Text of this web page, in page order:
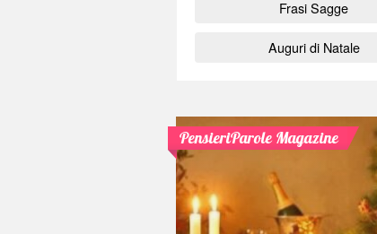
Frasi Sagge
Auguri di Natale
PensieriParole Magazine